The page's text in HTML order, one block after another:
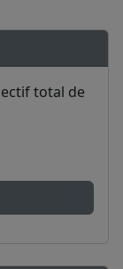
total de